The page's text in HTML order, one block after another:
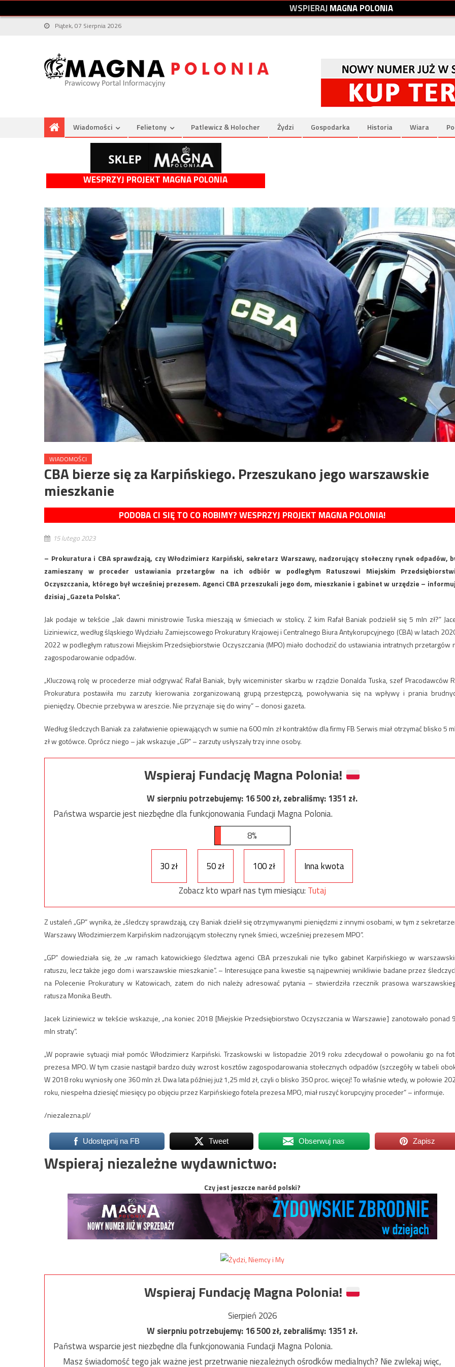
WSPIERAJMAGNAPOLONIA
Piątek, 07 Sierpnia 2026
Wiadomości Felietony Patlewicz & Holocher Żydzi Gospodarka Historia Wiara
WESPRZYJ PROJEKT MAGNA POLONIA
WIADOMOŚCI
CBA bierze się za Karpińskiego. Przeszukano jego warszawskie
mieszkanie
PODOBA CI SIĘ TO CO ROBIMY? WESPRZYJ PROJEKT MAGNA POLONIA!
15 lutego 2023
– Prokuratura i CBA sprawdzają, czy Włodzimierz Karpiński, sekretarz Warszawy, nadzorujący stołeczny rynek odpadów,
zamieszany w proceder ustawiania przetargów na ich odbiór w podległym Ratuszowi Miejskim
Oczyszczania, którego był wcześniej prezesem. Agenci CBA przeszukali jego dom, mieszkanie i gabinet w urzędzie –
dzisiaj „Gazeta Polska”.
Jak podaje w tekście „Jak dawni ministrowie Tuska mieszają w śmieciach w stolicy. Z kim Rafał Baniak podzielił się 5 mln zł?”
Liziniewicz, według śląskiego Wydziału Zamiejscowego Prokuratury Krajowej i Centralnego Biura Antykorupcyjnego (CBA) w latach
2022 w podległym ratuszowi Miejskim Przedsiębiorstwie Oczyszczania (MPO) miało dochodzić do ustawiania intratnych przetargów
zagospodarowanie odpadów.
„Kluczową rolę w procederze miał odgrywać Rafał Baniak, były wiceminister skarbu w rządzie Donalda Tuska, szef Pracodawców
Prokuratura postawiła mu zarzuty kierowania zorganizowaną grupą przestępczą, powoływania się na wpływy i prania
pieniędzy. Obecnie przebywa w areszcie. Nie przyznaje się do winy” – donosi gazeta.
Według śledczych Baniak za załatwienie opiewających w sumie na 600 mln zł kontraktów dla firmy FB Serwis miał otrzymać blisko 5
zł w gotówce. Oprócz niego – jak wskazuje „GP” – zarzuty usłyszały trzy inne osoby.
Wspieraj Fundację Magna Polonia!
W sierpniu potrzebujemy:16 500zł, zebraliśmy:1351 zł.
Państwa wsparcie jest niezbędne dla funkcjonowania Fundacji Magna Polonia.
8%
30 zł 50 zł 100 zł
Inna kwota
Zobacz kto wparł nas tym miesiącu: Tutaj
Z ustaleń „GP” wynika, że „śledczy sprawdzają, czy Baniak dzielił się otrzymywanymi pieniędzmi z innymi osobami, w tym z
Warszawy Włodzimierzem Karpińskim nadzorującym stołeczny rynek śmieci, wcześniej prezesem MPO”.
„GP” dowiedziała się, że „w ramach katowickiego śledztwa agenci CBA przeszukali nie tylko gabinet Karpińskiego w
ratuszu, lecz także jego dom i warszawskie mieszkanie”. – Interesujące pana kwestie są najpewniej wnikliwie badane przez
na Polecenie Prokuratury w Katowicach, zatem do nich należy adresować pytania – stwierdziła rzecznik prasowa
ratusza Monika Beuth.
Jacek Liziniewicz w tekście wskazuje, „na koniec 2018 [Miejskie Przedsiębiorstwo Oczyszczania w Warszawie] zanotowało ponad
mln straty”.
„W poprawie sytuacji miał pomóc Włodzimierz Karpiński. Trzaskowski w listopadzie 2019 roku zdecydował o powołaniu go na
prezesa MPO. W tym czasie nastąpił bardzo duży wzrost kosztów zagospodarowania stołecznych odpadów (szczegóły w tabeli
W 2018 roku wyniosły one 360 mln zł. Dwa lata później już 1,25 mld zł, czyli o blisko 350 proc. więcej! To właśnie wtedy, w połowie
roku, niespełna dziesięć miesięcy po objęciu przez Karpińskiego fotela prezesa MPO, miał ruszyć korupcyjny proceder” – informuje.
/niezalezna.pl/
Udostępnij na FB Tweet Obserwuj nas Zapisz
Wspieraj niezależne wydawnictwo:
Czy jest jeszcze naród polski?
Wspieraj Fundację Magna Polonia!
Sierpień 2026
W sierpniu potrzebujemy:16 500zł, zebraliśmy:1351 zł.
Państwa wsparcie jest niezbędne dla funkcjonowania Fundacji Magna Polonia.
Masz świadomość tego jak ważne jest przetrwanie niezależnych ośrodków medialnych? Nie zwlekaj więc,